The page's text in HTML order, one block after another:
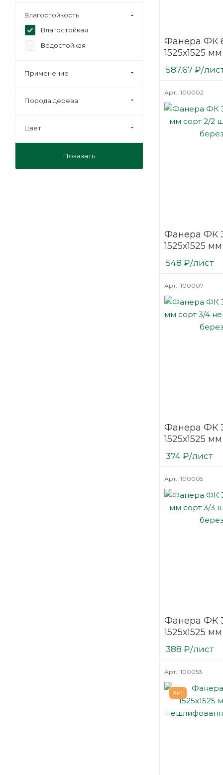
Фанера ФК
1525х1525
березовая
587.67 ₽/
Фанера ФК
1525х1525
березовая
Арт.: 100002
548 ₽/лист
Фанера ФК
1525х1525
березовая
Арт.: 100007
374 ₽/лист
Фанера ФК
1525х1525
березовая
Арт.: 100005
388 ₽/лист
Хит
Арт.: 100053
Влагостойкость
Влагостойкая
Водостойкая
Применение
Порода дерева
Цвет
Показать